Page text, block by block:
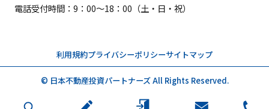
電話受付時間：9：00～18：00（土・日・祝）
利用規約プライバシーポリシーサイトマップ
© 日本不動産投資パートナーズ All Rights Reserved.